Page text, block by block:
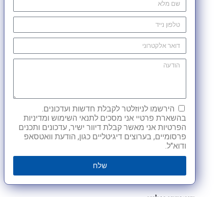
הירשמו לניוזלטר לקבלת חדשות ועדכונים.
בהשארת פרטיי אני מסכים לתנאי השימוש ומדיניות
הפרטיות אני מאשר קבלת דיוור ישיר, עדכונים ותכנים
פרסומיים, בערוצים דיגיטליים כגון, הודעת וואטסאפ
ודוא"ל.
שלח